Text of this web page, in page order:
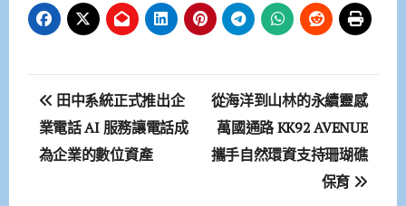
文
章
導
田中系統正式推出企
業電話 AI 服務讓電話成
為企業的數位資產
從海洋到山林的永續靈感
萬國通路 KK92 AVENUE
攜手自然環資支持珊瑚礁
保育